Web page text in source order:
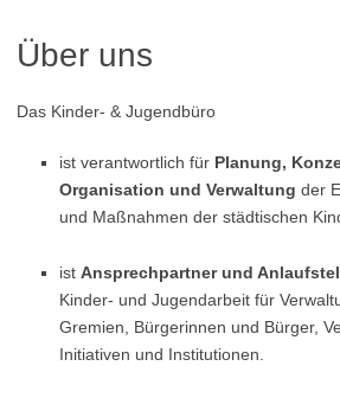
Über uns
Das Kinder- & Jugendbüro
ist verantwortlich für Planung,
Organisation und Verwaltung der
und Maßnahmen der städtischen
ist Ansprechpartner und
Kinder- und Jugendarbeit für
Gremien, Bürgerinnen und Bürger,
Initiativen und Institutionen.